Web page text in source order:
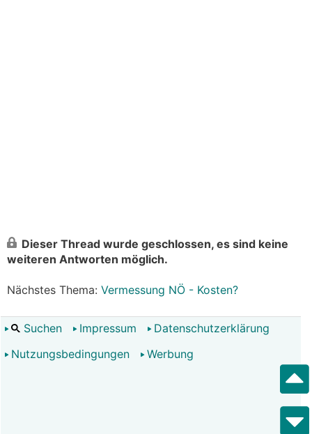
Dieser Thread wurde geschlossen, es sind keine
weiteren Antworten möglich.
Nächstes Thema: Vermessung NÖ - Kosten?
Suchen Impressum
Datenschutzerklärung
Nutzungsbedingungen
Werbung